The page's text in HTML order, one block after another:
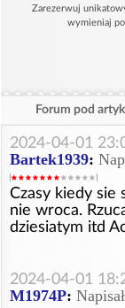
Zarezerwuj
wymieniaj
Forum pod
2024-04-01
Bartek1939:
Czasy kiedy sie
nie wroca.
dziesiatym itd
2024-04-01
M1974P: